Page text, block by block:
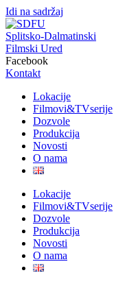
Idi na sadržaj
Splitsko-Dalmatinski
Filmski Ured
Facebook
Kontakt
Lokacije
Filmovi&TVserije
Dozvole
Produkcija
Novosti
O nama
Lokacije
Filmovi&TVserije
Dozvole
Produkcija
Novosti
O nama